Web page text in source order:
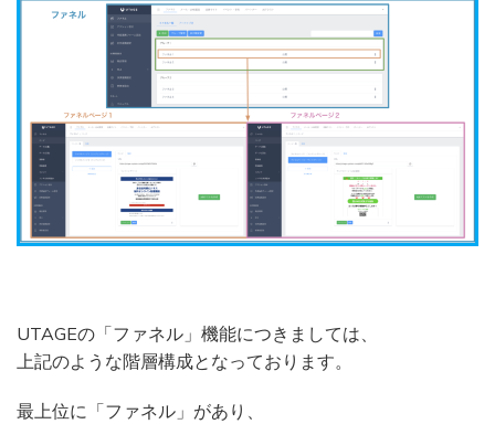
UTAGEの「ファネル」機能につきましては、
上記のような階層構成となっております。
最上位に「ファネル」があり、